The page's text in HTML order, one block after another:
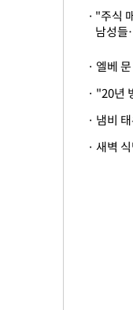
"주식
남성